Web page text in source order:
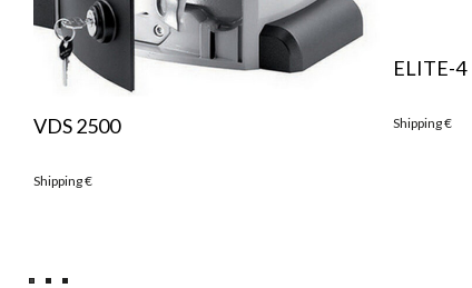
VDS 2500
Shipping€
ELITE-4
Shipping€